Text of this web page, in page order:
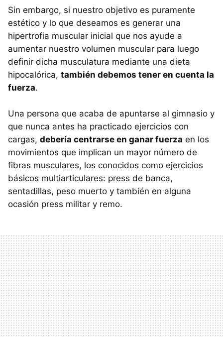
Sin embargo, si nuestro objetivo es puramente
estético y lo que deseamos es generar una
hipertrofia muscular inicial que nos ayude a
aumentar nuestro volumen muscular para luego
definir dicha musculatura mediante una dieta
hipocalórica, también debemos tener en cuenta la
fuerza.
Una persona que acaba de apuntarse al gimnasio y
que nunca antes ha practicado ejercicios con
cargas, debería centrarse en ganar fuerza en los
movimientos que implican un mayor número de
fibras musculares, los conocidos como ejercicios
básicos multiarticulares: press de banca,
sentadillas, peso muerto y también en alguna
ocasión press militar y remo.